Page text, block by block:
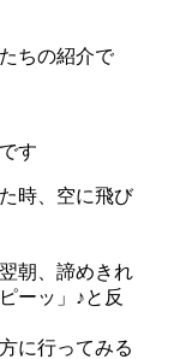
ちの紹介で
す
時、空に飛び
朝、諦めきれ
ーッ」♪と反
に行ってみる